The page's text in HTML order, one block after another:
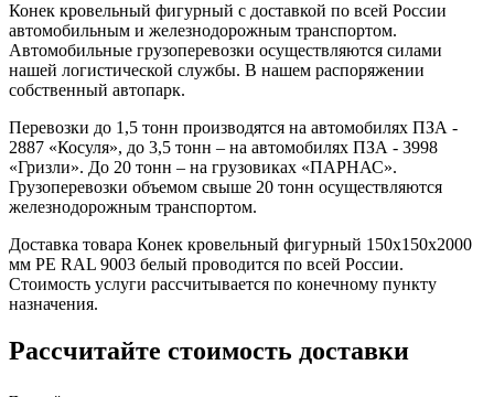
Конек кровельный фигурный с доставкой по всей России
автомобильным и железнодорожным транспортом.
Автомобильные грузоперевозки осуществляются силами
нашей логистической службы. В нашем распоряжении
собственный автопарк.
Перевозки до 1,5 тонн производятся на автомобилях ПЗА -
2887 «Косуля», до 3,5 тонн – на автомобилях ПЗА - 3998
«Гризли». До 20 тонн – на грузовиках «ПАРНАС».
Грузоперевозки объемом свыше 20 тонн осуществляются
железнодорожным транспортом.
Доставка товара Конек кровельный фигурный 150х150х2000
мм PE RAL 9003 белый проводится по всей России.
Стоимость услуги рассчитывается по конечному пункту
назначения.
Рассчитайте стоимость доставки